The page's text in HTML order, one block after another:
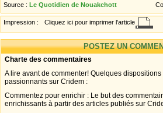
Source : Le Quotidien de Nouakchott
Impression : Cliquez ici pour imprimer l'article
POSTEZ UN
Charte des commentaires
A lire avant de commenter! Quelques
passionnants sur Cridem :
Commentez pour enrichir : Le but des
enrichissants à partir des articles publiés sur